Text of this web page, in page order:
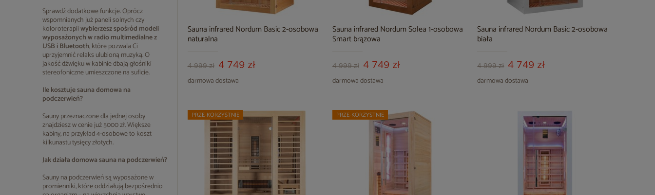
Sprawdź dodatkowe funkcje. Oprócz
wspomnianych już paneli solnych czy
koloroterapiiwybierzesz spośród modeli
wyposażonych w radio multimedialne z
USB i Bluetooth, które pozwala Ci
uprzyjemnić relaks ulubioną muzyką. O
jakość dźwięku w kabinie dbają głośniki
stereofoniczne umieszczone na suficie.
Ile kosztuje sauna domowa na
podczerwień?
Sauny przeznaczone dla jednej osoby
znajdziesz w cenie już 5000 zł. Większe
kabiny, na przykład 4-osobowe to koszt
kilkunastu tysięcy złotych.
Jak działa domowa sauna na podczerwień?
Sauny na podczerwień są wyposażone w
promienniki, które oddziałują bezpośrednio
Sauna infrared Nordum Basic 2-osobowa
naturalna
4 999 zł 4 749 zł
darmowa dostawa
Sauna infrared Nordum Solea 1-osobowa
Smart brązowa
4 999 zł 4 749 zł
darmowa dostawa
Sauna infrared Nordum Basic 2-osobowa
biała
4 999 zł 4 749 zł
darmowa dostawa
PRZE-KORZYSTNIE PRZE-KORZYSTNIE